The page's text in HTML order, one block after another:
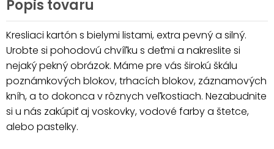
Popis tovaru
Kresliaci kartón s bielymi listami, extra pevný a silný.
Urobte si pohodovú chvíľku s deťmi a nakreslite si
nejaký pekný obrázok. Máme pre vás širokú škálu
poznámkových blokov, trhacích blokov, záznamových
kníh, a to dokonca v rôznych veľkostiach. Nezabudnite
si u nás zakúpiť aj voskovky, vodové farby a štetce,
alebo pastelky.